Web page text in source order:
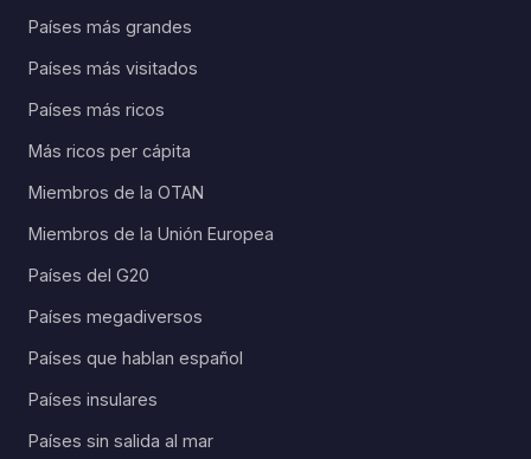
Países más grandes
Países más visitados
Países más ricos
Más ricos per cápita
Miembros de la OTAN
Miembros de la Unión Europea
Países del G20
Países megadiversos
Países que hablan español
Países insulares
Países sin salida al mar